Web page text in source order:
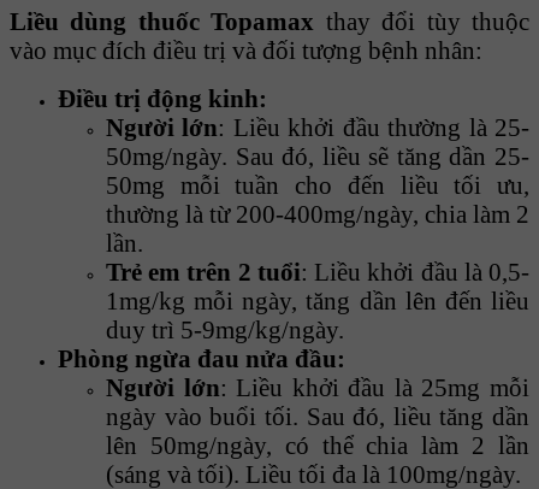
Liều dùng thuốc Topamax thay đổi tùy thuộc
vào mục đích điều trị và đối tượng bệnh nhân:
Điều trị động kinh:
Người lớn: Liều khởi đầu thường là 25-
50mg/ngày. Sau đó, liều sẽ tăng dần 25-
50mg mỗi tuần cho đến liều tối ưu,
thường là từ 200-400mg/ngày, chia làm 2
lần.
Trẻ em trên 2 tuổi: Liều khởi đầu là 0,5-
1mg/kg mỗi ngày, tăng dần lên đến liều
duy trì 5-9mg/kg/ngày.
Phòng ngừa đau nửa đầu:
Người lớn: Liều khởi đầu là 25mg mỗi
ngày vào buổi tối. Sau đó, liều tăng dần
lên 50mg/ngày, có thể chia làm 2 lần
(sáng và tối). Liều tối đa là 100mg/ngày.